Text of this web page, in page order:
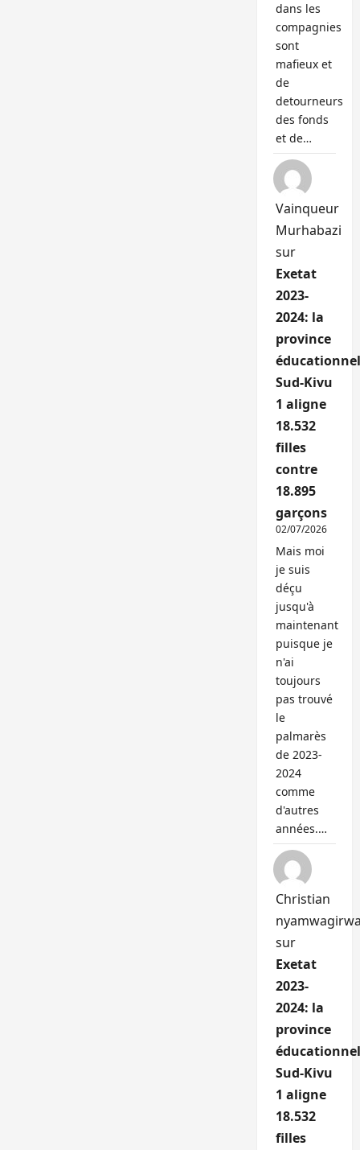
dans les
compagnies
sont
mafieux et
de
detourneurs
des fonds
et de…
Vainqueur
Murhabazi
sur
Exetat
2023-
2024: la
province
Sud-Kivu
1 aligne
18.532
filles
contre
18.895
garçons
02/07/2026
Mais moi
je suis
déçu
jusqu'à
maintenant
puisque je
n'ai
toujours
pas trouvé
le
palmarès
de 2023-
2024
comme
d'autres
années.…
Christian
sur
Exetat
2023-
2024: la
province
Sud-Kivu
1 aligne
18.532
filles